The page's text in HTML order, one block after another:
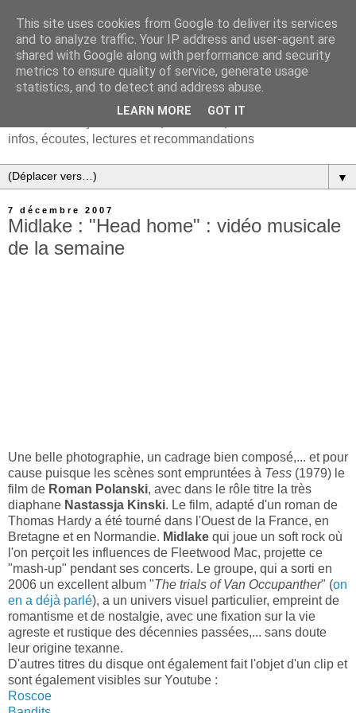
infos, écoutes, lectures et recommandations
▼
7 décembre 2007
Midlake : "Head home" : vidéo musicale
de la semaine
Une belle photographie, un cadrage bien composé,... et pour
cause puisque les scènes sont empruntées à Tess (1979) le
film de Roman Polanski, avec dans le rôle titre la très
diaphane Nastassja Kinski. Le film, adapté d'un roman de
Thomas Hardy a été tourné dans l'Ouest de la France, en
Bretagne et en Normandie. Midlake qui joue un soft rock où
l'on perçoit les influences de Fleetwood Mac, projette ce
"mash-up" pendant ses concerts. Le groupe, qui a sorti en
2006 un excellent album "The trials of Van Occupanther" (on
en a déjà parlé), a un univers visuel particulier, empreint de
romantisme et de nostalgie, avec une fixation sur la vie
agreste et rustique des décennies passées,... sans doute
leur origine texanne.
D'autres titres du disque ont également fait l'objet d'un clip et
sont également visibles sur Youtube :
Roscoe
This site uses cookies from Google to deliver its services
and to analyze traffic. Your IP address and user-agent are
shared with Google along with performance and security
metrics to ensure quality of service, generate usage
statistics, and to detect and address abuse.
LEARN MORE GOT IT